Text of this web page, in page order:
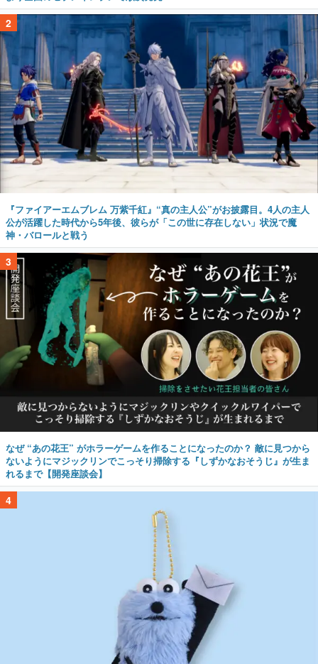
2
『ファイアーエムブレム 万紫千紅』“真の主人公”がお披露目。4人の主人
公が活躍した時代から5年後、彼らが「この世に存在しない」状況で魔
神・バロールと戦う
3
なぜ “あの花王” がホラーゲームを作ることになったのか？ 敵に見つから
ないようにマジックリンでこっそり掃除する『しずかなおそうじ』が生ま
れるまで【開発座談会】
4